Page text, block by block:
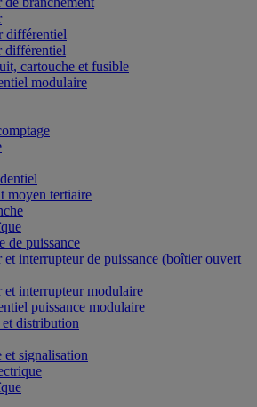
différentiel
différentiel
cartouche et fusible
modulaire
moyen tertiaire
de puissance
interrupteur de puissance (boîtier ouvert
et interrupteur modulaire
puissance modulaire
distribution
et signalisation